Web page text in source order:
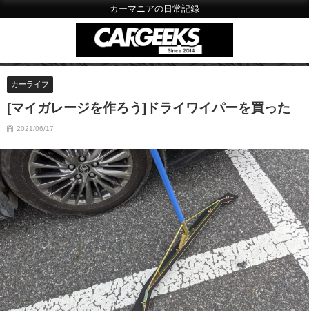
カーマニアの日常記録
カーライフ
[マイガレージを作ろう]ドライワイパーを買った
2021/06/17